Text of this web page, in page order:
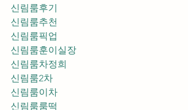
신림룸후기
신림룸추천
신림룸훈이실장
신림룸차정희
신림룸2차
신림룸이차
신림룸룸떡